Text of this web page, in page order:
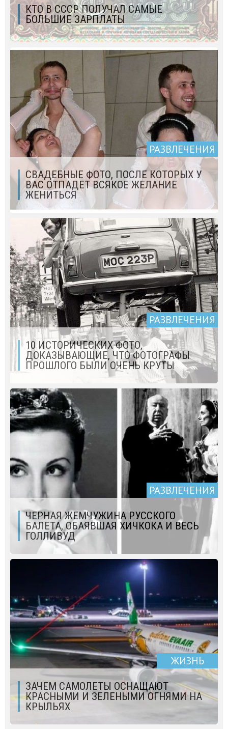
КТО В СССР ПОЛУЧАЛ САМЫЕ
БОЛЬШИЕ ЗАРПЛАТЫ
РАЗВЛЕЧЕНИЯ
СВАДЕБНЫЕ ФОТО, ПОСЛЕ КОТОРЫХ У
ВАС ОТПАДЕТ ВСЯКОЕ ЖЕЛАНИЕ
ЖЕНИТЬСЯ
РАЗВЛЕЧЕНИЯ
10 ИСТОРИЧЕСКИХ ФОТО,
ДОКАЗЫВАЮЩИЕ, ЧТО ФОТОГРАФЫ
ПРОШЛОГО БЫЛИ ОЧЕНЬ КРУТЫ
РАЗВЛЕЧЕНИЯ
ЧЕРНАЯ ЖЕМЧУЖИНА РУССКОГО
БАЛЕТА, ОБАЯВШАЯ ХИЧКОКА И ВЕСЬ
ГОЛЛИВУД
ЖИЗНЬ
ЗАЧЕМ САМОЛЕТЫ ОСНАЩАЮТ
КРАСНЫМИ И ЗЕЛЕНЫМИ ОГНЯМИ НА
КРЫЛЬЯХ